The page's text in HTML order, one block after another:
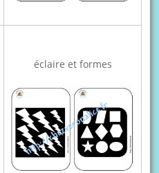
éclaire et formes